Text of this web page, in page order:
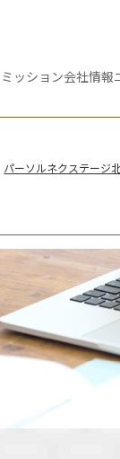
ミッション会社情報
パーソルネクステージ